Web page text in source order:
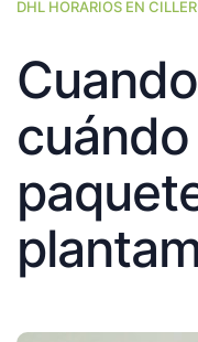
DHL HORARIOS EN